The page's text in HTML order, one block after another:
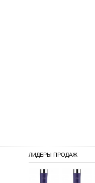
ЛИДЕРЫ ПРОДАЖ